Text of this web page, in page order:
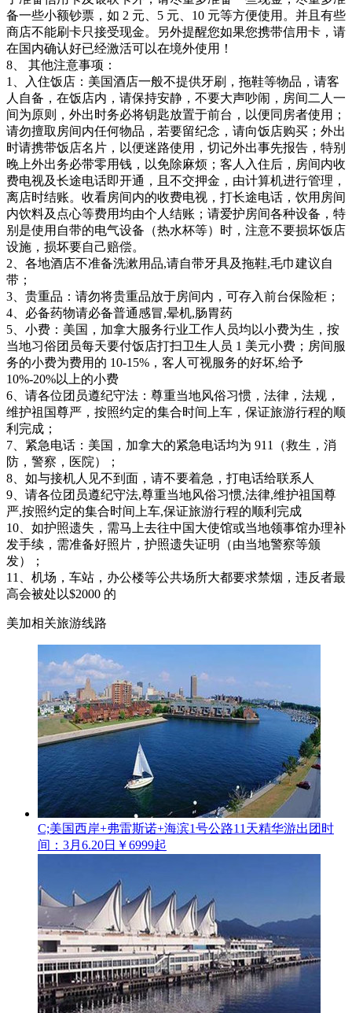
备一些小额钞票，如 2 元、5 元、10 元等方便使用。并且有些
商店不能刷卡只接受现金。另外提醒您如果您携带信用卡，请
在国内确认好已经激活可以在境外使用！
8、 其他注意事项：
1、入住饭店：美国酒店一般不提供牙刷，拖鞋等物品，请客
人自备，在饭店内，请保持安静，不要大声吵闹，房间二人一
间为原则，外出时务必将钥匙放置于前台，以便同房者使用；
请勿擅取房间内任何物品，若要留纪念，请向饭店购买；外出
时请携带饭店名片，以便迷路使用，切记外出事先报告，特别
晚上外出务必带零用钱，以免除麻烦；客人入住后，房间内收
费电视及长途电话即开通，且不交押金，由计算机进行管理，
离店时结账。收看房间内的收费电视，打长途电话，饮用房间
内饮料及点心等费用均由个人结账；请爱护房间各种设备，特
别是使用自带的电气设备（热水杯等）时，注意不要损坏饭店
设施，损坏要自己赔偿。
2、各地酒店不准备洗漱用品,请自带牙具及拖鞋,毛巾建议自
带；
3、贵重品：请勿将贵重品放于房间内，可存入前台保险柜；
4、必备药物请必备普通感冒,晕机,肠胃药
5、小费：美国，加拿大服务行业工作人员均以小费为生，按
当地习俗团员每天要付饭店打扫卫生人员 1 美元小费；房间服
务的小费为费用的 10-15%，客人可视服务的好坏,给予
10%-20%以上的小费
6、请各位团员遵纪守法：尊重当地风俗习惯，法律，法规，
维护祖国尊严，按照约定的集合时间上车，保证旅游行程的顺
利完成；
7、紧急电话：美国，加拿大的紧急电话均为 911（救生，消
防，警察，医院）；
8、如与接机人见不到面，请不要着急，打电话给联系人
9、请各位团员遵纪守法,尊重当地风俗习惯,法律,维护祖国尊
严,按照约定的集合时间上车,保证旅游行程的顺利完成
10、如护照遗失，需马上去往中国大使馆或当地领事馆办理补
发手续，需准备好照片，护照遗失证明（由当地警察等颁
发）；
11、机场，车站，办公楼等公共场所大都要求禁烟，违反者最
高会被处以$2000 的
美加相关旅游线路
C;美国西岸+弗雷斯诺+海滨1号公路11天精华游出团时
间：3月6.20日 ￥6999起